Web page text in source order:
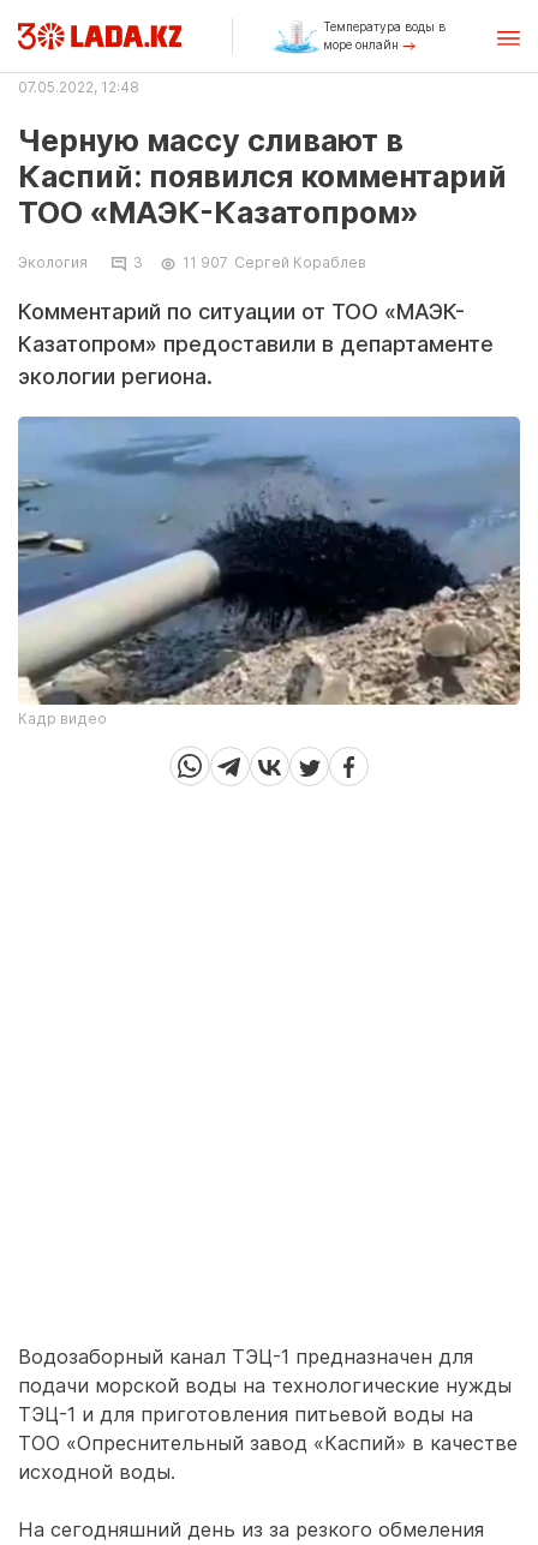
Температура воды в
море онлайн
07.05.2022, 12:48
Черную массу сливают в
Каспий: появился комментарий
ТОО «МАЭК-Казатопром»
Экология 3 11 907 Сергей Кораблев
Комментарий по ситуации от ТОО «МАЭК-
Казатопром» предоставили в департаменте
экологии региона.
Кадр видео
Водозаборный канал ТЭЦ-1 предназначен для
подачи морской воды на технологические нужды
ТЭЦ-1 и для приготовления питьевой воды на
ТОО «Опреснительный завод «Каспий» в качестве
исходной воды.
На сегодняшний день из за резкого обмеления